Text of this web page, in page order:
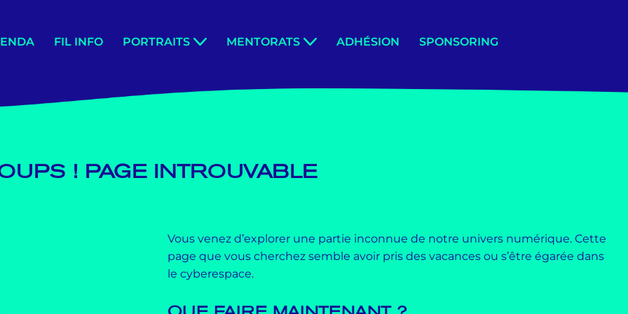
FIL INFO PORTRAITS MENTORATS ADHÉSION SPONSORING
! PAGE INTROUVABLE
Vous venez d’explorer une partie inconnue de notre univers numérique. Cette
page que vous cherchez semble avoir pris des vacances ou s’être égarée dans
le cyberespace.